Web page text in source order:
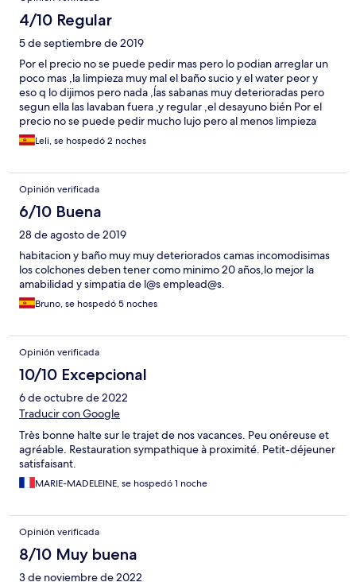
4/10 Regular
5 de septiembre de 2019
Por el precio no se puede pedir mas pero lo podian arreglar un
poco mas ,la limpieza muy mal el baño sucio y el water peor y
eso q lo dijimos pero nada ,ĺas sabanas muy deterioradas pero
segun ella las lavaban fuera ,y regular ,el desayuno bién Por el
precio no se puede pedir mucho lujo pero al menos limpieza
que de eso muy mal
Leli, se hospedó 2 noches
Opinión verificada
6/10 Buena
28 de agosto de 2019
habitacion y baño muy muy deteriorados camas incomodisimas
los colchones deben tener como minimo 20 años,lo mejor la
amabilidad y simpatia de l@s emplead@s.
Bruno, se hospedó 5 noches
Opinión verificada
10/10 Excepcional
6 de octubre de 2022
Traducir con Google
Très bonne halte sur le trajet de nos vacances. Peu onéreuse et
agréable. Restauration sympathique à proximité. Petit-déjeuner
satisfaisant.
MARIE-MADELEINE, se hospedó 1 noche
Opinión verificada
8/10 Muy buena
3 de noviembre de 2022